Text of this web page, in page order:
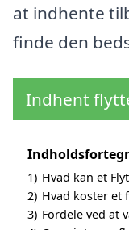
at indhente
finde den
Indhent
1) Hvad kan et
2) Hvad koster et
3) Fordele ved at